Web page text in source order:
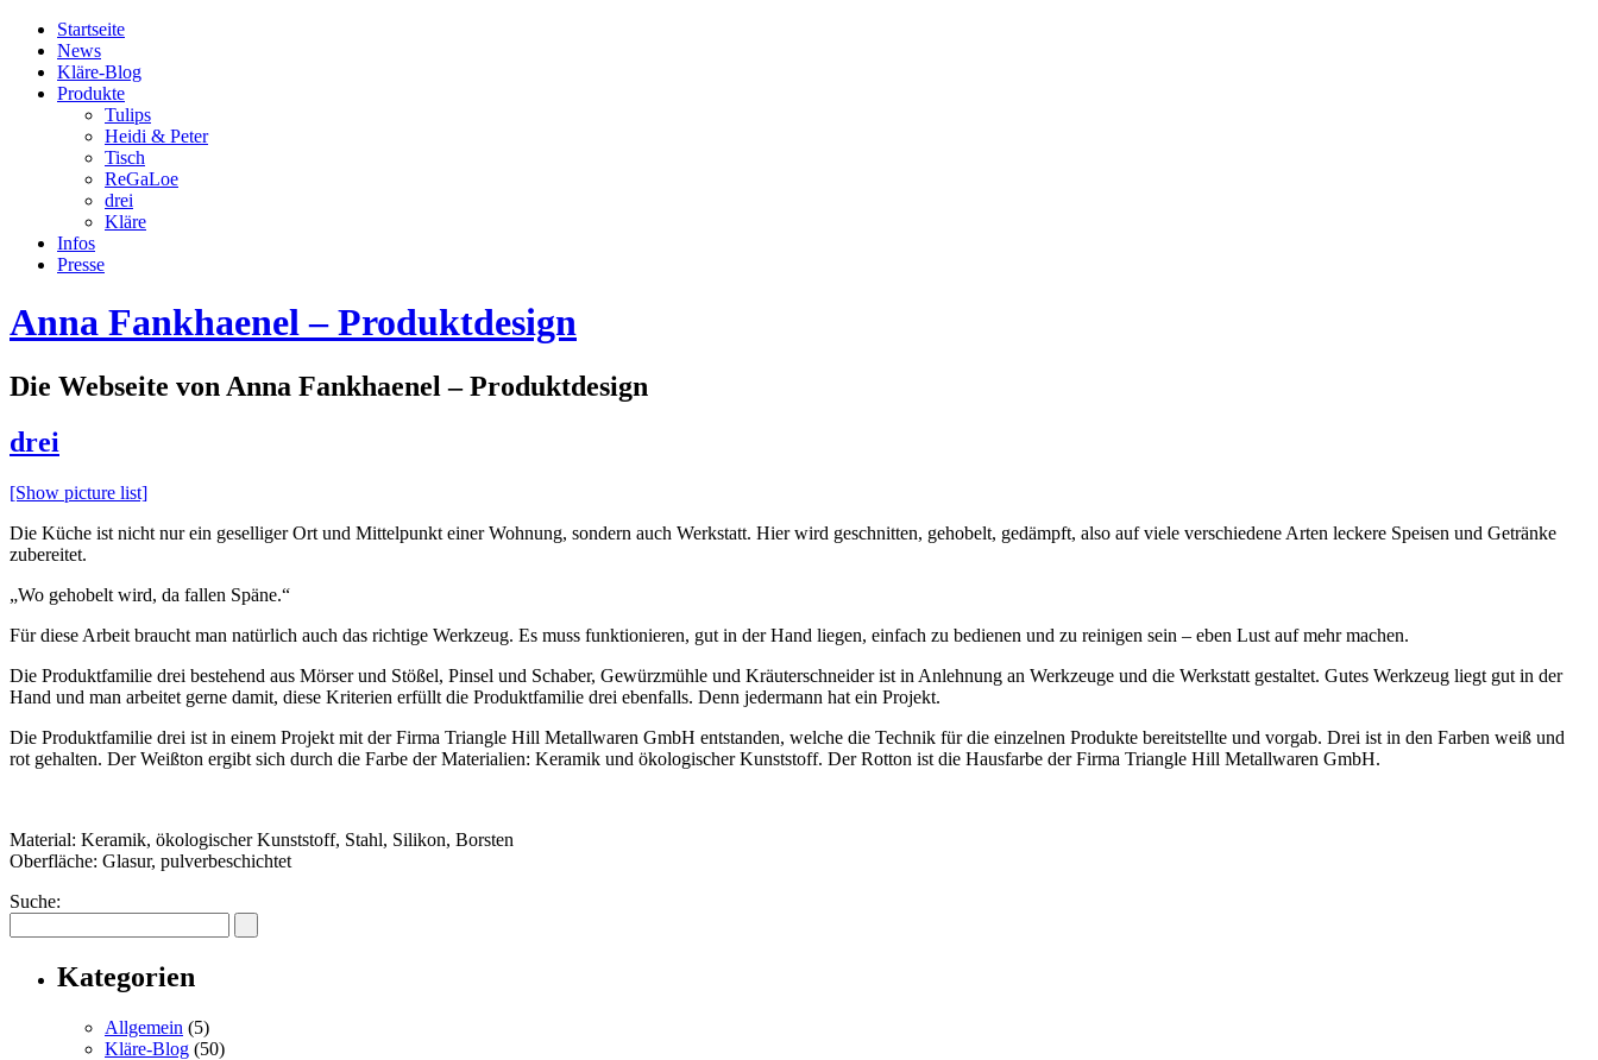
Startseite
News
Kläre-Blog
Produkte
Tulips
Heidi & Peter
Tisch
ReGaLoe
drei
Kläre
Infos
Presse
Anna Fankhaenel – Produktdesign
Die Webseite von Anna Fankhaenel – Produktdesign
drei
[Show picture list]
Die Küche ist nicht nur ein geselliger Ort und Mittelpunkt einer Wohnung, sondern auch Werkstatt. Hier wird geschnitten, gehobelt, gedämpft, also auf viele verschiedene Arten leckere Speisen und Getränke
zubereitet.
„Wo gehobelt wird, da fallen Späne.“
Für diese Arbeit braucht man natürlich auch das richtige Werkzeug. Es muss funktionieren, gut in der Hand liegen, einfach zu bedienen und zu reinigen sein – eben Lust auf mehr machen.
Die Produktfamilie drei bestehend aus Mörser und Stößel, Pinsel und Schaber, Gewürzmühle und Kräuterschneider ist in Anlehnung an Werkzeuge und die Werkstatt gestaltet. Gutes Werkzeug liegt gut in der
Hand und man arbeitet gerne damit, diese Kriterien erfüllt die Produktfamilie drei ebenfalls. Denn jedermann hat ein Projekt.
Die Produktfamilie drei ist in einem Projekt mit der Firma Triangle Hill Metallwaren GmbH entstanden, welche die Technik für die einzelnen Produkte bereitstellte und vorgab. Drei ist in den Farben weiß und
rot gehalten. Der Weißton ergibt sich durch die Farbe der Materialien: Keramik und ökologischer Kunststoff. Der Rotton ist die Hausfarbe der Firma Triangle Hill Metallwaren GmbH.
Material: Keramik, ökologischer Kunststoff, Stahl, Silikon, Borsten
Oberfläche: Glasur, pulverbeschichtet
Suche:
Kategorien
Allgemein (5)
Kläre-Blog (50)